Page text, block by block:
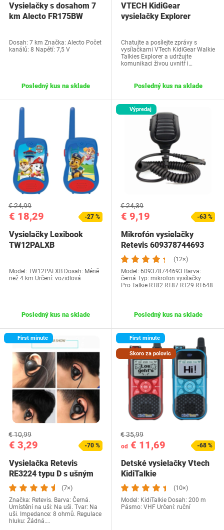
Vysielačky s dosahom 7
km Alecto FR175BW
Dosah: 7 km Značka: Alecto Počet
kanálů: 8 Napětí: 7,5 V
Posledný kus na sklade
VTECH KidiGear
vysielačky Explorer
Chatujte a posílejte zprávy s
vysílačkami VTech KidiGear Walkie
Talkies Explorer a udržujte
komunikaci živou uvnitř i…
Posledný kus na sklade
€ 18,29
€ 24,99
-27 %
Vysielačky Lexibook
TW12PALXB
Model: TW12PALXB Dosah: Méně
než 4 km Určení: vozidlová
Posledný kus na sklade
Výpredaj
€ 9,19
€ 24,39
-63 %
Mikrofón vysielačky
Retevis 609378744693
(12×)
Model: 609378744693 Barva:
černá Typ: mikrofon vysílačky
Pro Talkie RT82 RT87 RT29 RT648
Posledný kus na sklade
First minute
€ 3,29
€ 10,99
-70 %
Vysielačka Retevis
RE3224 typu D s ušným
konektorom, 2…(7×)
Značka: Retevis. Barva: Černá.
Umístění na uši: Na uši. Tvar: Na
uši. Impedance: 8 ohmů. Regulace
hluku: Žádná.…
First minute
Skoro za polovic
od € 11,69
€ 35,99
-68 %
Detské vysielačky Vtech
KidiTalkie
(10×)
Model: KidiTalkie Dosah: 200 m
Pásmo: VHF Určení: ruční